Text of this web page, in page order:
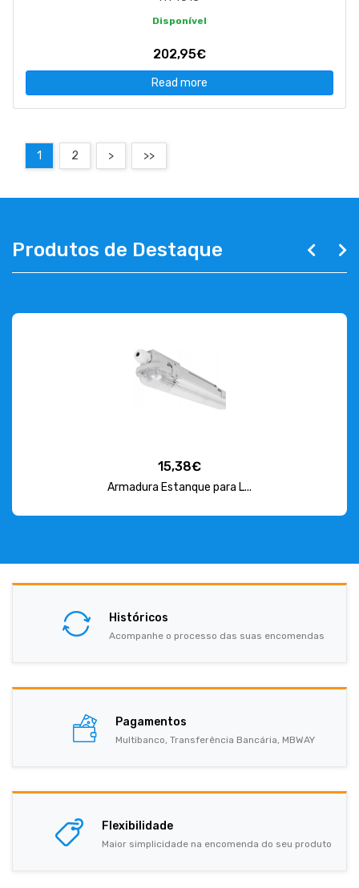
Disponível
202,95€
Read more
1 2 > >>
Produtos de Destaque
15,38€
Armadura Estanque para L...
Históricos
Acompanhe o processo das suas encomendas
Pagamentos
Multibanco, Transferência Bancária, MBWAY
Flexibilidade
Maior simplicidade na encomenda do seu produto